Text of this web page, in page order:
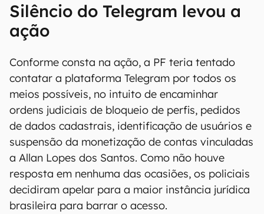
Silêncio do Telegram levou a
ação
Conforme consta na ação, a PF teria tentado
contatar a plataforma Telegram por todos os
meios possíveis, no intuito de encaminhar
ordens judiciais de bloqueio de perfis, pedidos
de dados cadastrais, identificação de usuários e
suspensão da monetização de contas vinculadas
a Allan Lopes dos Santos. Como não houve
resposta em nenhuma das ocasiões, os policiais
decidiram apelar para a maior instância jurídica
brasileira para barrar o acesso.